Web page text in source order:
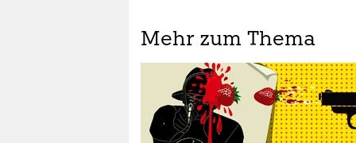
Mehr zum Thema